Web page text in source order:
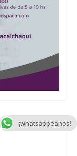
¡whatsappeanos!